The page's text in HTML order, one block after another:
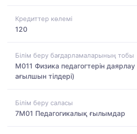
Кредиттер көлемі
120
Білім беру бағдарламаларының тобы
M011 Физика педагогтерін
ағылшын тілдері)
Білім беру саласы
7M01 Педагогикалық ғылымдар